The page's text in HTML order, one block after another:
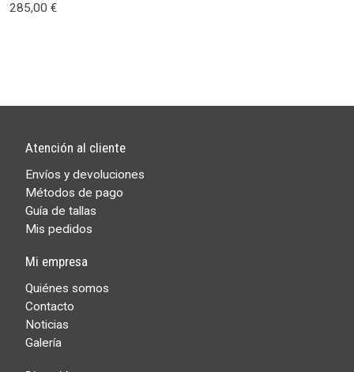
285,00 €
Atención al cliente
Envíos y devoluciones
Métodos de pago
Guía de tallas
Mis pedidos
Mi empresa
Quiénes somos
Contacto
Noticias
Galería